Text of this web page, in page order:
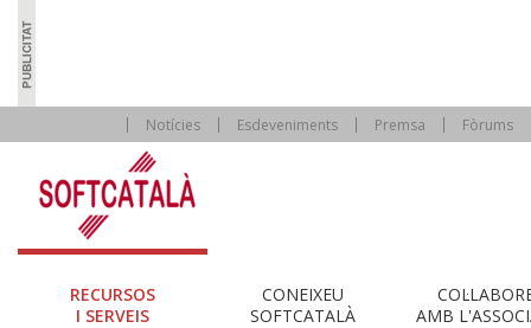
Notícies Esdeveniments Premsa Fòrums
RECURSOS
I SERVEIS
CONEIXEU
SOFTCATALÀ
AMB